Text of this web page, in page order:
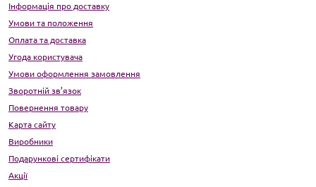
Інформація про доставку
Умови та положення
Оплата та доставка
Угода користувача
Умови оформлення замовлення
Зворотній зв’язок
Повернення товару
Карта сайту
Виробники
Подарункові сертифікати
Акції